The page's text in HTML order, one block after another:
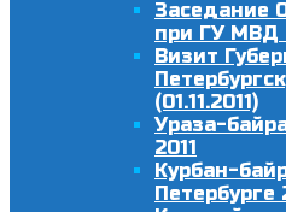
Заседание
при ГУ МВД
Визит
(01.11.2011)
Ураза-
2011
Курбан-
Петербурге